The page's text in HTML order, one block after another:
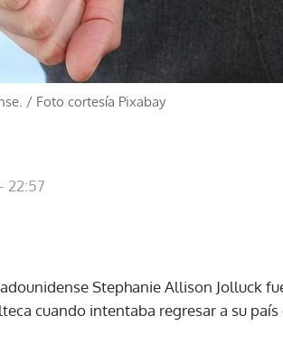
/ Foto cortesía Pixabay
22:57
Stephanie Allison Jolluck
cuando intentaba regresar a su